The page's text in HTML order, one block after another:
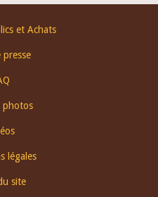
et Achats
presse
photos
légales
site